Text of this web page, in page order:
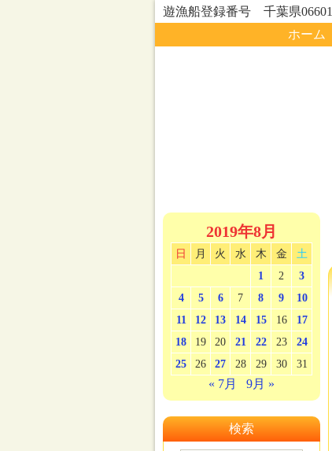
遊漁船登録番号 千葉県
ホーム
2019年8月
日 月 火 水 木 金
土
1
2
3
4
5 6 7 8 9
10
11
12 13 14 15 16
17
18
19 20 21 22 23
24
25
26 27 28 29 30 31
« 7月 9月 »
検索